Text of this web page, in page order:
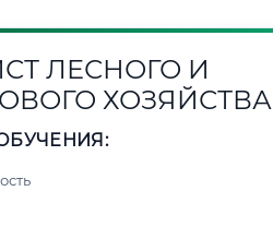
ЛЕСНОГО И
ХОЗЯЙСТВА